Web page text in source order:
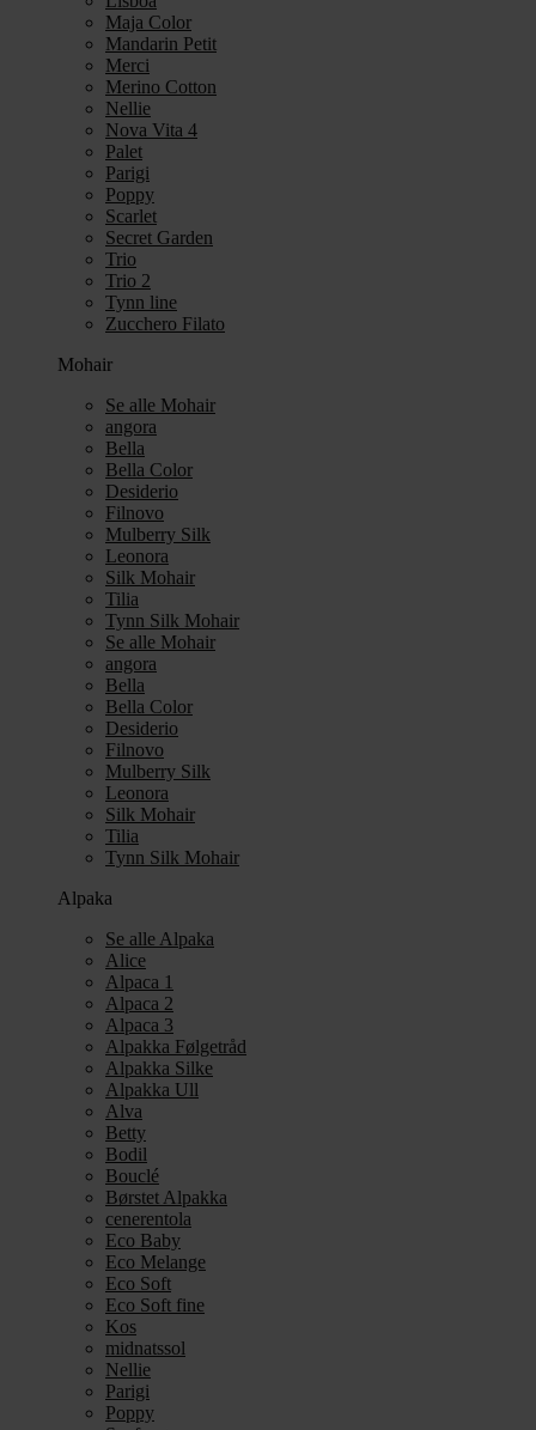
Maja Color
Mandarin Petit
Merci
Merino Cotton
Nellie
Nova Vita 4
Palet
Parigi
Poppy
Scarlet
Secret Garden
Trio
Trio 2
Tynn line
Zucchero Filato
Mohair
Se alle Mohair
angora
Bella
Bella Color
Desiderio
Filnovo
Mulberry Silk
Leonora
Silk Mohair
Tilia
Tynn Silk Mohair
Se alle Mohair
angora
Bella
Bella Color
Desiderio
Filnovo
Mulberry Silk
Leonora
Silk Mohair
Tilia
Tynn Silk Mohair
Alpaka
Se alle Alpaka
Alice
Alpaca 1
Alpaca 2
Alpaca 3
Alpakka Følgetråd
Alpakka Silke
Alpakka Ull
Alva
Betty
Bodil
Bouclé
Børstet Alpakka
cenerentola
Eco Baby
Eco Melange
Eco Soft
Eco Soft fine
Kos
midnatssol
Nellie
Parigi
Poppy